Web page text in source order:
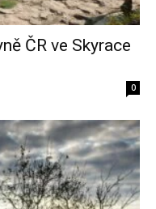
ČR ve Skyrace
0